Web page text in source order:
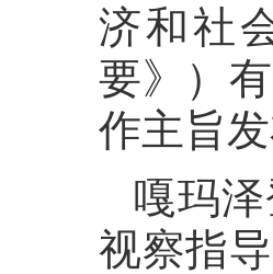
济和社
要》）
作主旨
嘎玛
视察指